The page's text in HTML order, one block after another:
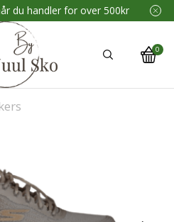
du handler for over 500kr
0